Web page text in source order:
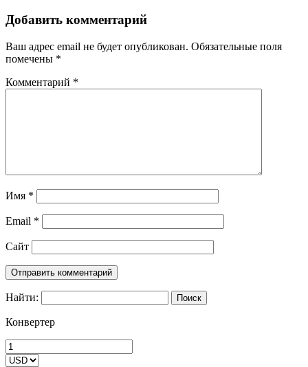
Добавить комментарий
Ваш адрес email не будет опубликован. Обязательные поля
помечены *
Комментарий *
Имя *
Email *
Сайт
Найти:
Конвертер